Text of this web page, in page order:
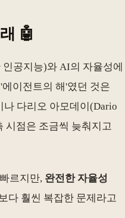
🤖
공지능)와 AI의 자율성에
이전트의 해'였던 것은
나 다리오 아모데이(Dario
시점은 조금씩 늦춰지고
르지만, 완전한 자율성
다 훨씬 복잡한 문제라고